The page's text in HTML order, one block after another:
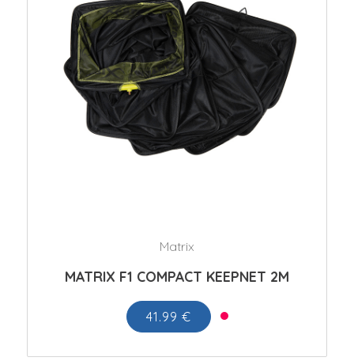
Matrix
MATRIX F1 COMPACT KEEPNET 2M
41.99 €